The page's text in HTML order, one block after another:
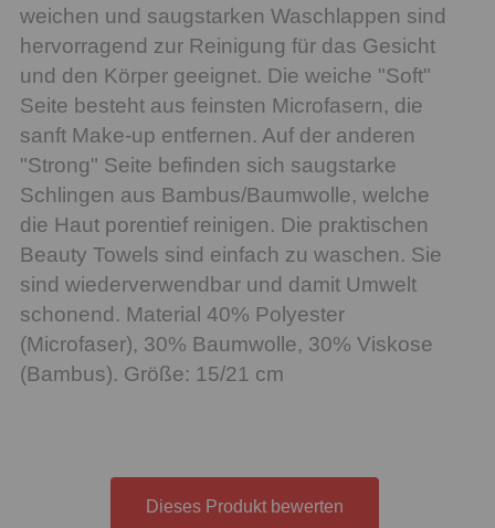
weichen und saugstarken Waschlappen sind
hervorragend zur Reinigung für das Gesicht
und den Körper geeignet. Die weiche "Soft"
Seite besteht aus feinsten Microfasern, die
sanft Make-up entfernen. Auf der anderen
"Strong" Seite befinden sich saugstarke
Schlingen aus Bambus/Baumwolle, welche
die Haut porentief reinigen. Die praktischen
Beauty Towels sind einfach zu waschen. Sie
sind wiederverwendbar und damit Umwelt
schonend. Material 40% Polyester
(Microfaser), 30% Baumwolle, 30% Viskose
(Bambus). Größe: 15/21 cm
Dieses Produkt bewerten